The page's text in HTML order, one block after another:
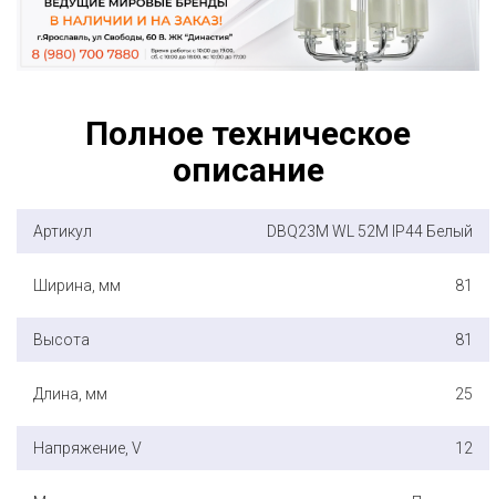
Полное техническое
описание
Артикул DBQ23M WL 52M IP44 Белый
Ширина, мм 81
Высота 81
Длина, мм 25
Напряжение, V 12